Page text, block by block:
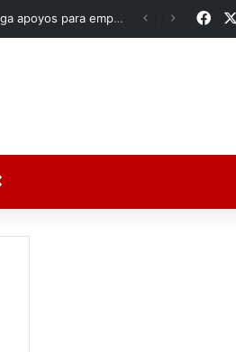
Rocío Nahle acerca oportunidades a la zona norte de Veracruz; entrega apoyos para emprendedores y anuncia obra histórica para Poza Rica
Publicación al azar